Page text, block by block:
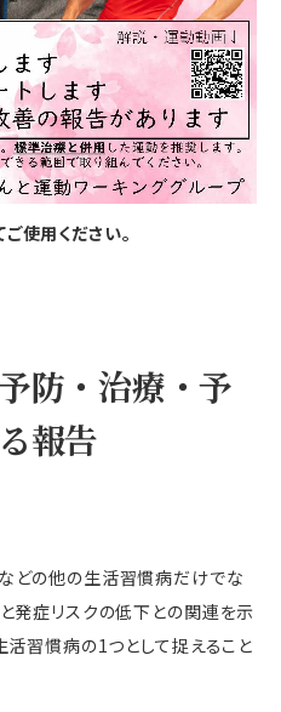
使用ください。
防・治療・予
報告
どの他の生活習慣病だけでな
発症リスクの低下との関連を示
活習慣病の1つとして捉えること